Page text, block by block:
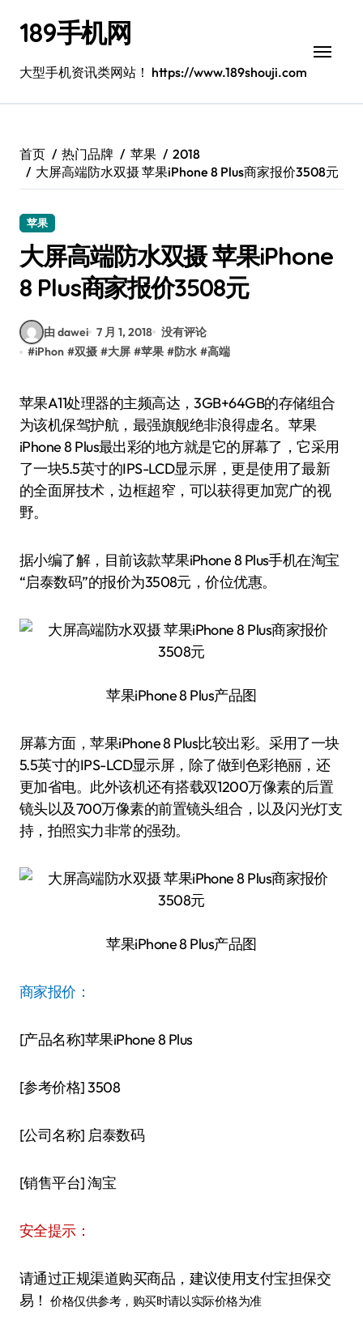
189手机网
大型手机资讯类网站！ https://www.189shouji.com
首页 热门品牌 苹果
2018
大屏高端防水双摄 苹果iPhone 8 Plus商家报价3508元
苹果
大屏高端防水双摄 苹果iPhone
8 Plus商家报价3508元
由 dawei 7 月 1, 2018 没有评论
#iPhon #双摄 #大屏 #苹果 #防水 #高端
苹果A11处理器的主频高达，3GB+64GB的存储组合
为该机保驾护航，最强旗舰绝非浪得虚名。苹果
iPhone 8 Plus最出彩的地方就是它的屏幕了，它采用
了一块5.5英寸的IPS-LCD显示屏，更是使用了最新
的全面屏技术，边框超窄，可以获得更加宽广的视
野。
据小编了解，目前该款苹果iPhone 8 Plus手机在淘宝
“启泰数码”的报价为3508元，价位优惠。
苹果iPhone 8 Plus产品图
屏幕方面，苹果iPhone 8 Plus比较出彩。采用了一块
5.5英寸的IPS-LCD显示屏，除了做到色彩艳丽，还
更加省电。此外该机还有搭载双1200万像素的后置
镜头以及700万像素的前置镜头组合，以及闪光灯支
持，拍照实力非常的强劲。
苹果iPhone 8 Plus产品图
商家报价：
[产品名称]苹果iPhone 8 Plus
[参考价格] 3508
[公司名称] 启泰数码
[销售平台] 淘宝
安全提示：
请通过正规渠道购买商品，建议使用支付宝担保交
易！价格仅供参考，购买时请以实际价格为准